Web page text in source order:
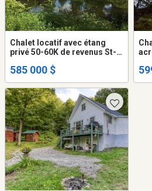
Chalet locatif avec étang
privé 50-60K de revenus St-
585 000 $